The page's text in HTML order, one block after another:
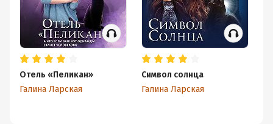
Отель «Пеликан»
Галина Ларская
Символ солнца
Галина Ларская